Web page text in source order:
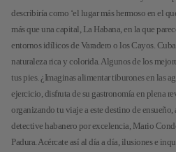
describiría como ‘el lugar más hermoso en el
más que una capital, La Habana, en la que
entornos idílicos de Varadero o los Cayos.
naturaleza rica y colorida. Algunos de los
tus pies. ¿Imaginas alimentar tiburones en las
ejercicio, disfruta de su gastronomía en plena
organizando tu viaje a este destino de
detective habanero por excelencia, Mario
Padura. Acércate así al día a día, ilusiones e